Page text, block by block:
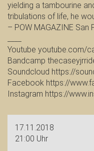
yielding a tambourine
tribulations of life, he
– POW MAGAZINE San
Youtube youtube.com/
Bandcamp
Soundcloud https://
Facebook https://
Instagram https://
17.11.2018
21:00 Uhr